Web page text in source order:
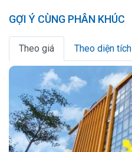
GỢI Ý CÙNG PHÂN KHÚC
Theo giá Theo diện tích